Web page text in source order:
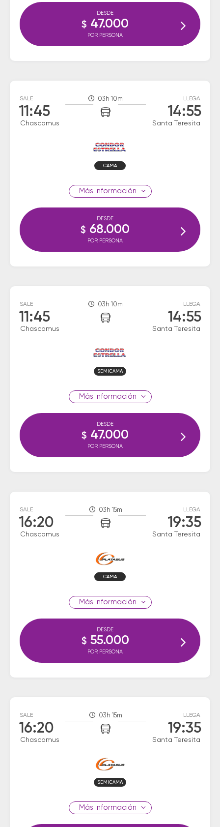
DESDE
$ 47.000
POR PERSONA
SALE
11:45
Chascomus
03h 10m LLEGA
14:55
Santa Teresita
CAMA
información
DESDE
$ 68.000
POR PERSONA
SALE
11:45
Chascomus
03h 10m LLEGA
14:55
Santa Teresita
SEMICAMA
información
DESDE
$ 47.000
POR PERSONA
SALE
16:20
Chascomus
03h 15m LLEGA
19:35
Santa Teresita
CAMA
información
DESDE
$ 55.000
POR PERSONA
SALE
16:20
Chascomus
03h 15m LLEGA
19:35
Santa Teresita
SEMICAMA
información